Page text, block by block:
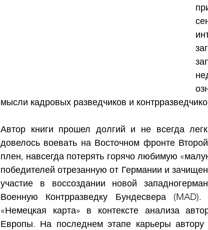
мысли кадровых разведчиков и
Автор книги прошел долгий и не всегда
довелось воевать на Восточном фронте
плен, навсегда потерять горячо любимую
победителей отрезанную от Германии и
участие в воссоздании новой
Военную Контрразведку Бундесвера
«Немецкая карта» в контексте анализа
Европы. На последнем этапе карьеры